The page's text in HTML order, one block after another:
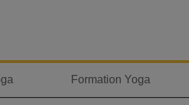
Formation Yoga